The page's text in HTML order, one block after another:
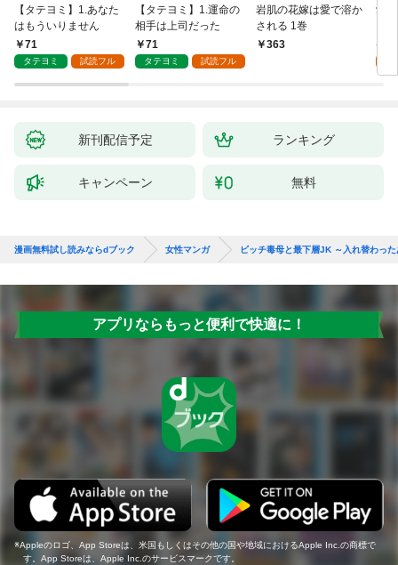
【タテヨミ】1.あなた
はもういりません
71
タテヨミ 試読フル
【タテヨミ】1.運命の
相手は上司だった
71
タテヨミ 試読フル
岩肌の花嫁は愛で溶か
される 1巻
363
愛
新刊配信予定 ランキング
キャンペーン 無料
漫画無料試し読みならdブック 女性マンガ ビッチ毒母と最下層JK ～入れ替わっ
アプリならもっと便利で快適に！
Appleのロゴ、App Storeは、米国もしくはその他の国や地域におけるApple Inc.の商標で
す。App Storeは、Apple Inc.のサービスマークです。